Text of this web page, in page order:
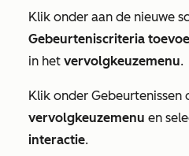
Klik onder aan de nieuwe
Gebeurteniscriteria
in het vervolgkeuzemenu.
Klik onder Gebeurtenissen
vervolgkeuzemenu en
interactie.